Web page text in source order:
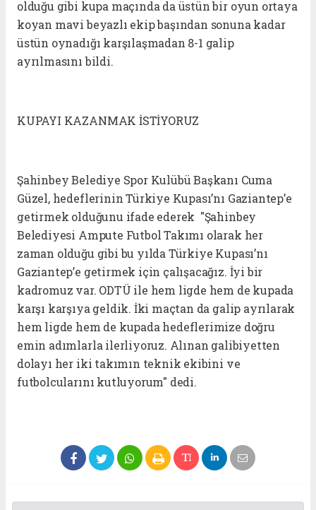
olduğu gibi kupa maçında da üstün bir oyun ortaya
koyan mavi beyazlı ekip başından sonuna kadar
üstün oynadığı karşılaşmadan 8-1 galip
ayrılmasını bildi.
KUPAYI KAZANMAK İSTİYORUZ
Şahinbey Belediye Spor Kulübü Başkanı Cuma
Güzel, hedeflerinin Türkiye Kupası’nı Gaziantep’e
getirmek olduğunu ifade ederek "Şahinbey
Belediyesi Ampute Futbol Takımı olarak her
zaman olduğu gibi bu yılda Türkiye Kupası’nı
Gaziantep’e getirmek için çalışacağız. İyi bir
kadromuz var. ODTÜ ile hem ligde hem de kupada
karşı karşıya geldik. İki maçtan da galip ayrılarak
hem ligde hem de kupada hedeflerimize doğru
emin adımlarla ilerliyoruz. Alınan galibiyetten
dolayı her iki takımın teknik ekibini ve
futbolcularını kutluyorum" dedi.